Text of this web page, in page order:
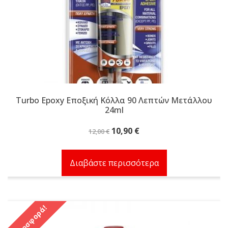
Turbo Epoxy Εποξική Κόλλα 90 Λεπτών Μετάλλου
24ml
12,00€ Original
12,00 €.
10,90 €Η
είναι:
10,90 €.
Διαβάστε περισσότερα